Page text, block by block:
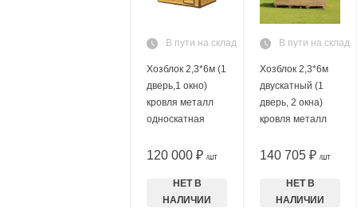
В пути на склад
Хозблок 2,3*6м (1
дверь,1 окно)
кровля металл
односкатная
120 000 ₽ /ШТ
НЕТ В
НАЛИЧИИ
В пути на склад
Хозблок 2,3*6м
двускатный (1
дверь, 2 окна)
кровля металл
140 705 ₽ /ШТ
НЕТ В
НАЛИЧИИ